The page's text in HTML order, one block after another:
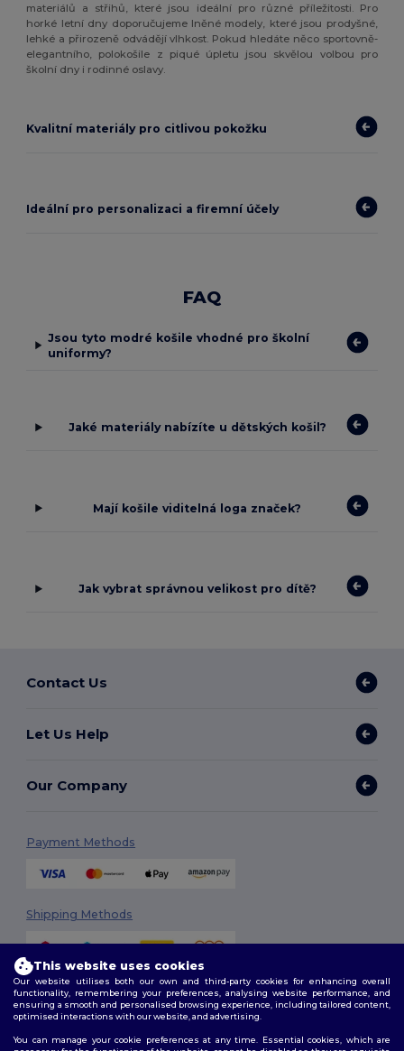
materiálů a střihů, které jsou ideální pro různé příležitosti. Pro
horké letní dny doporučujeme lněné modely, které jsou prodyšné,
lehké a přirozeně odvádějí vlhkost. Pokud hledáte něco sportovně-
elegantního, polokošile z piqué úpletu jsou skvělou volbou pro
školní dny i rodinné oslavy.
Kvalitní materiály pro citlivou pokožku
Ideální pro personalizaci a firemní účely
FAQ
Jsou tyto modré košile vhodné pro školní
uniformy?
Jaké materiály nabízíte u dětských košil?
Mají košile viditelná loga značek?
Jak vybrat správnou velikost pro dítě?
Contact Us
Let Us Help
Our Company
Payment Methods
Shipping Methods
Follow Us
This website uses cookies
Our website utilises both our own and third-party cookies for enhancing overall
functionality, remembering your preferences, analysing website performance, and
ensuring a smooth and personalised browsing experience, including tailored content,
optimised interactions with our website, and advertising.
You can manage your cookie preferences at any time. Essential cookies, which are